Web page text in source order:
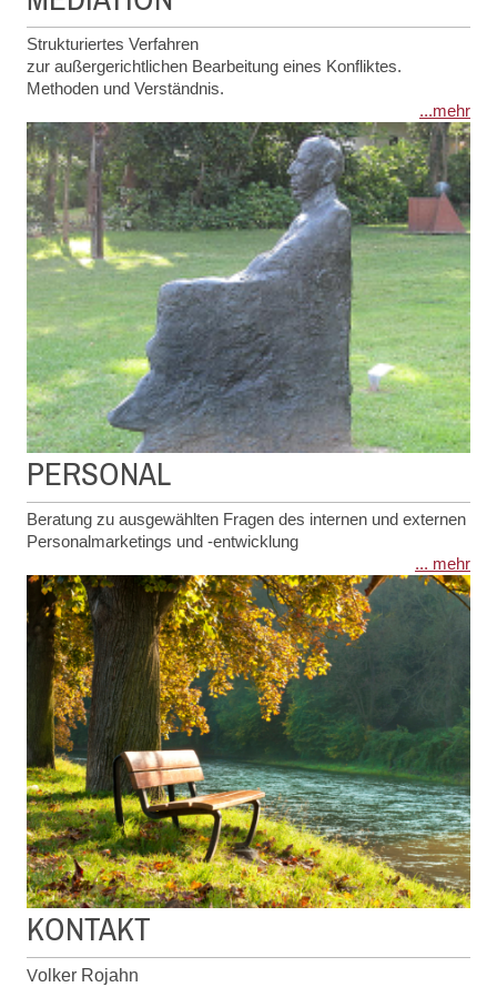
Strukturiertes Verfahren
zur außergerichtlichen Bearbeitung eines Konfliktes.
Methoden und Verständnis.
...mehr
PERSONAL
Beratung zu ausgewählten Fragen des internen und externen
Personalmarketings und -entwicklung
... mehr
KONTAKT
Volker Rojahn